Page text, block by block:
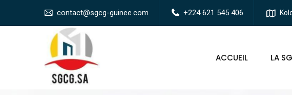
contact@sgcg-guinee.com +224 621 545 406
ACCUEIL LA